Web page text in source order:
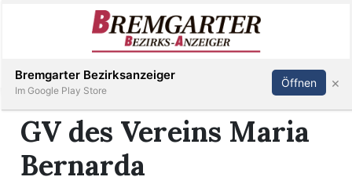
Immobilien
Inserieren Abonnieren Anmelden
GV des Vereins Maria
Bernarda
Bremgarter Bezirksanzeiger
Im Google Play Store
Öffnen ×